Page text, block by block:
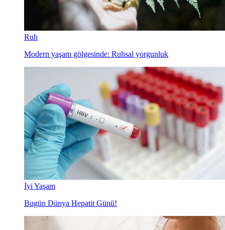
Ruh
Modern yaşam gölgesinde: Ruhsal yorgunluk
İyi Yaşam
Bugün Dünya Hepatit Günü!